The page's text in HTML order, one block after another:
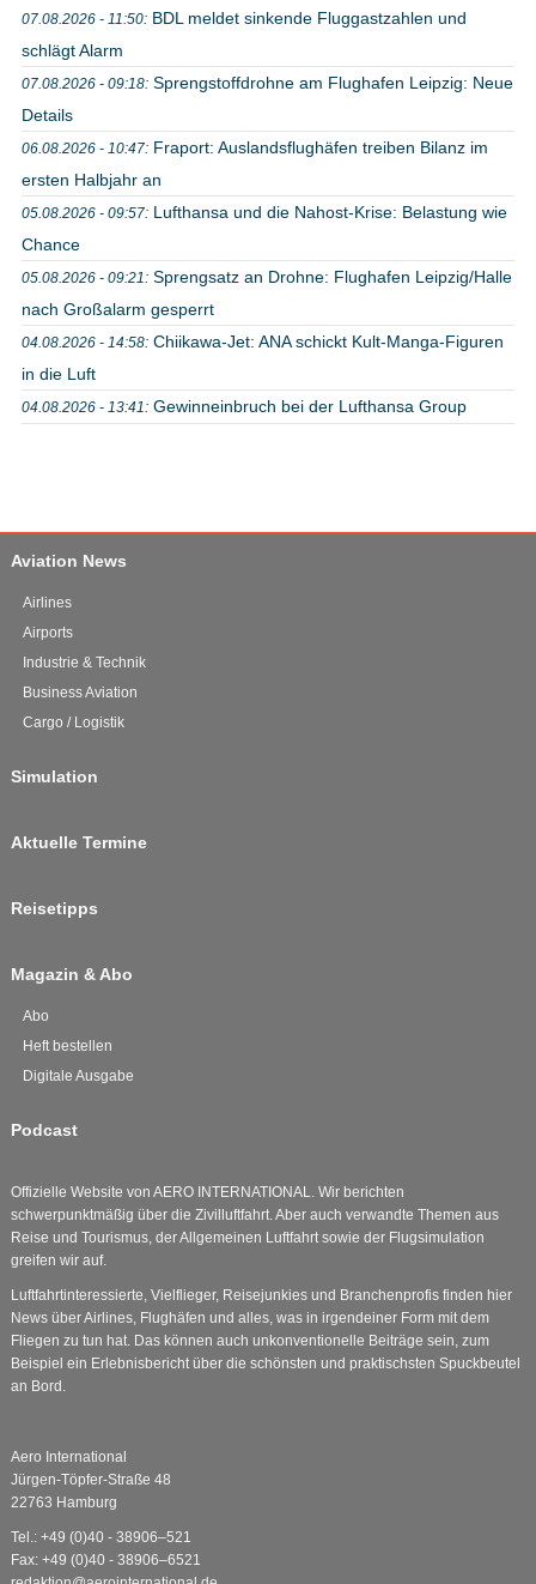
07.08.2026 - 11:50: BDL meldet sinkende Fluggastzahlen und
schlägt Alarm
07.08.2026 - 09:18: Sprengstoffdrohne am Flughafen Leipzig: Neue
Details
06.08.2026 - 10:47: Fraport: Auslandsflughäfen treiben Bilanz im
ersten Halbjahr an
05.08.2026 - 09:57: Lufthansa und die Nahost-Krise: Belastung wie
Chance
05.08.2026 - 09:21: Sprengsatz an Drohne: Flughafen Leipzig/Halle
nach Großalarm gesperrt
04.08.2026 - 14:58: Chiikawa-Jet: ANA schickt Kult-Manga-Figuren
in die Luft
04.08.2026 - 13:41: Gewinneinbruch bei der Lufthansa Group
Aviation News
Airlines
Airports
Industrie & Technik
Business Aviation
Cargo / Logistik
Simulation
Aktuelle Termine
Reisetipps
Magazin & Abo
Abo
Heft bestellen
Digitale Ausgabe
Podcast
Offizielle Website von AERO INTERNATIONAL. Wir berichten
schwerpunktmäßig über die Zivilluftfahrt. Aber auch verwandte Themen aus
Reise und Tourismus, der Allgemeinen Luftfahrt sowie der Flugsimulation
greifen wir auf.
Luftfahrtinteressierte, Vielflieger, Reisejunkies und Branchenprofis finden hier
News über Airlines, Flughäfen und alles, was in irgendeiner Form mit dem
Fliegen zu tun hat. Das können auch unkonventionelle Beiträge sein, zum
Beispiel ein Erlebnisbericht über die schönsten und praktischsten Spuckbeutel
an Bord.
Aero International
Jürgen-Töpfer-Straße 48
22763 Hamburg
Tel.: +49 (0)40 - 38906–521
Fax: +49 (0)40 - 38906–6521